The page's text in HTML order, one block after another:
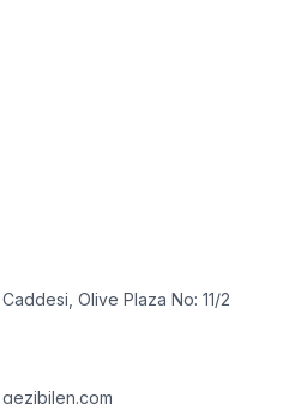
Olive Plaza No: 11/2
gezibilen.com